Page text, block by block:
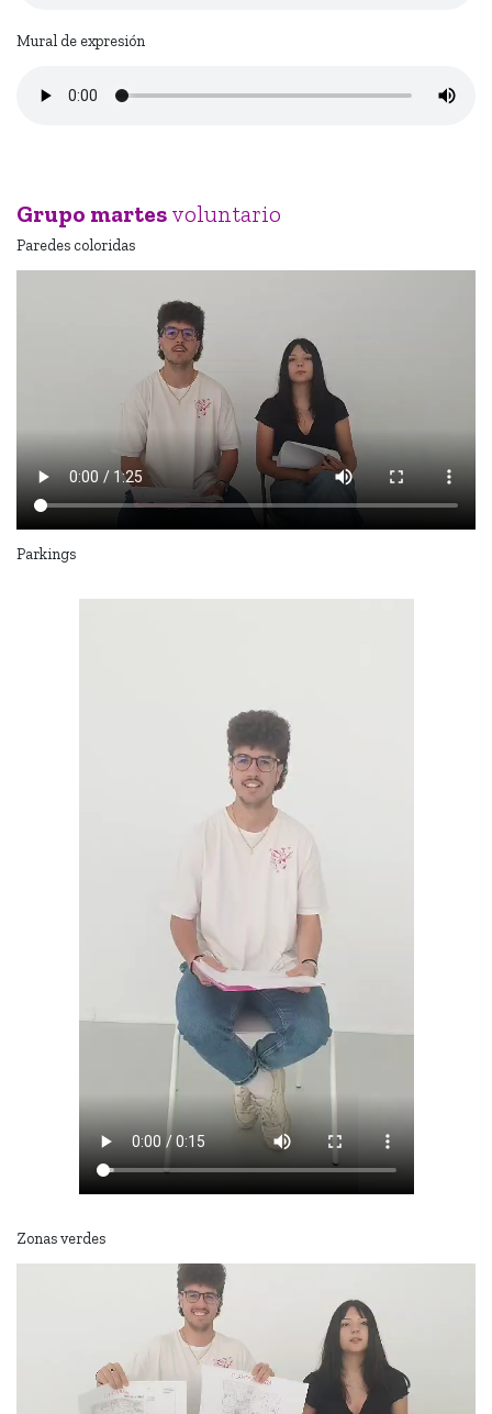
Mural de expresión
Grupo martes voluntario
Paredes coloridas
Parkings
Zonas verdes